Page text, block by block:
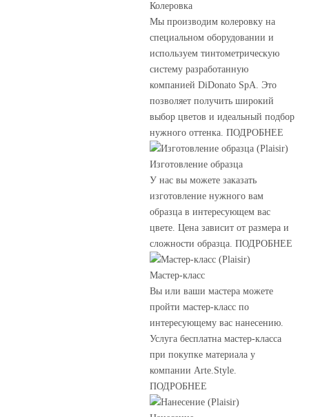
Колеровка
Мы производим колеровку на
специальном оборудовании и
используем тинтометрическую
систему разработанную
компанией DiDonato SpA. Это
позволяет получить широкий
выбор цветов и идеальный подбор
нужного оттенка. ПОДРОБНЕЕ
Изготовление образца
У нас вы можете заказать
изготовление нужного вам
образца в интересующем вас
цвете. Цена зависит от размера и
сложности образца. ПОДРОБНЕЕ
Мастер-класс
Вы или ваши мастера можете
пройти мастер-класс по
интересующему вас нанесению.
Услуга бесплатна мастер-класса
при покупке материала у
компании Arte.Style.
ПОДРОБНЕЕ